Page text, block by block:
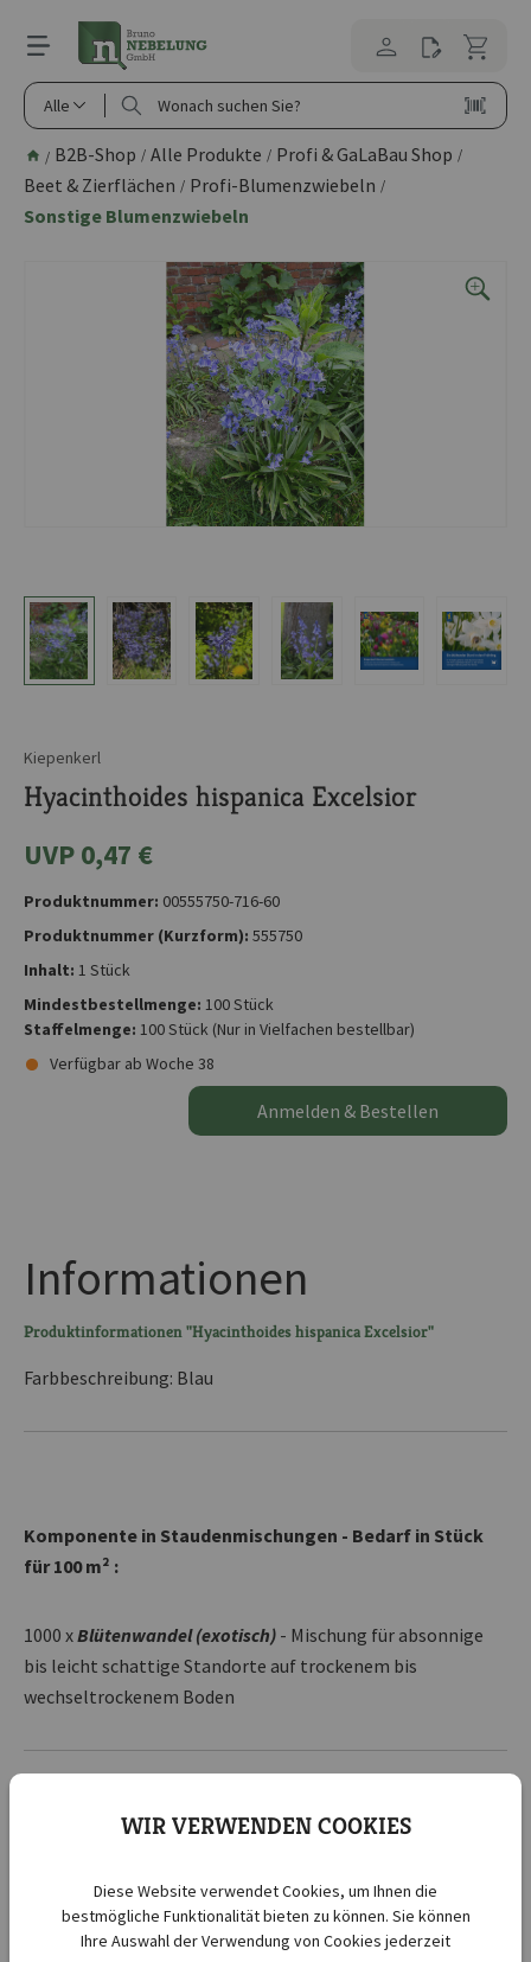
springen
Alle
/ B2B-Shop / Alle Produkte / Profi & GaLaBau Shop /
Beet & Zierflächen / Profi-Blumenzwiebeln /
Sonstige Blumenzwiebeln
Kiepenkerl
Hyacinthoides hispanica Excelsior
UVP 0,47 €
Produktnummer: 00555750-716-60
Produktnummer (Kurzform): 555750
Inhalt: 1 Stück
Mindestbestellmenge: 100 Stück
Staffelmenge: 100 Stück (Nur in Vielfachen bestellbar)
Verfügbar ab Woche 38
Anmelden & Bestellen
Informationen
Produktinformationen "Hyacinthoides hispanica Excelsior"
Farbbeschreibung: Blau
Komponente in Staudenmischungen - Bedarf in Stück
für 100 m² :
1000 xBlütenwandel (exotisch) - Mischung für absonnige
bis leicht schattige Standorte auf trockenem bis
wechseltrockenem Boden
Bedarf in Stück für 100 m² :
Schattenjuwelen- Mischung für halbschattige bis
schattige Standorte auf frischem bis mäßig trockenem
WIR VERWENDEN COOKIES
Diese Website verwendet Cookies, um Ihnen die
bestmögliche Funktionalität bieten zu können. Sie können
Ihre Auswahl der Verwendung von Cookies jederzeit